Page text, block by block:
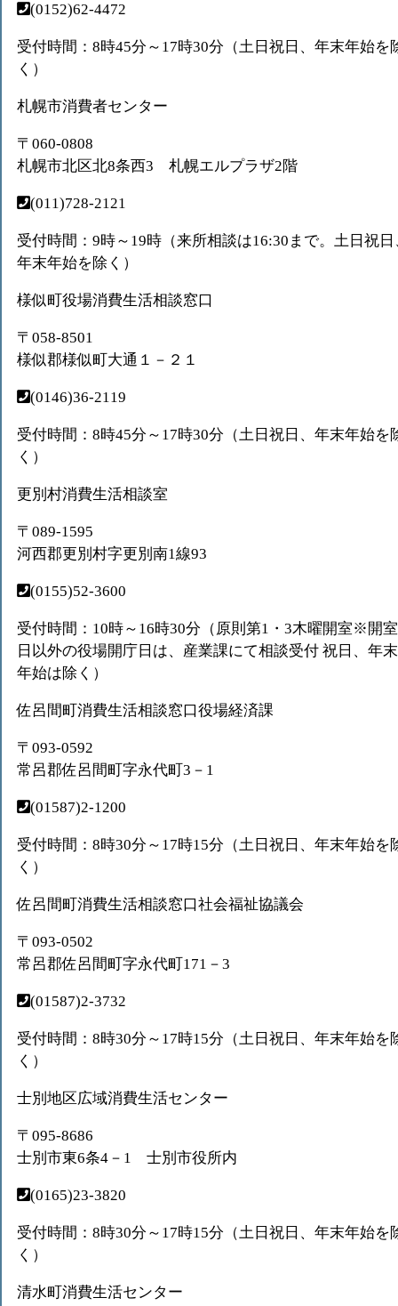
(0152)62-4472
受付時間：8時45分～17時30分（土日祝日、年末年始を
く）
札幌市消費者センター
〒060-0808
札幌市北区北8条西3 札幌エルプラザ2階
(011)728-2121
受付時間：9時～19時（来所相談は16:30まで。土日祝日
年末年始を除く）
様似町役場消費生活相談窓口
〒058-8501
様似郡様似町大通１－２１
(0146)36-2119
受付時間：8時45分～17時30分（土日祝日、年末年始を
く）
更別村消費生活相談室
〒089-1595
河西郡更別村字更別南1線93
(0155)52-3600
受付時間：10時～16時30分（原則第1・3木曜開室※開室
日以外の役場開庁日は、産業課にて相談受付 祝日、年末
年始は除く）
佐呂間町消費生活相談窓口役場経済課
〒093-0592
常呂郡佐呂間町字永代町3－1
(01587)2-1200
受付時間：8時30分～17時15分（土日祝日、年末年始を
く）
佐呂間町消費生活相談窓口社会福祉協議会
〒093-0502
常呂郡佐呂間町字永代町171－3
(01587)2-3732
受付時間：8時30分～17時15分（土日祝日、年末年始を
く）
士別地区広域消費生活センター
〒095-8686
士別市東6条4－1 士別市役所内
(0165)23-3820
受付時間：8時30分～17時15分（土日祝日、年末年始を
く）
清水町消費生活センター